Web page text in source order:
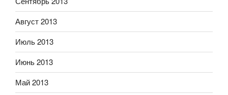
Август 2013
Июль 2013
Июнь 2013
Май 2013